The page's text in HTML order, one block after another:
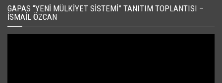
GAPAS “YENI MÜLKIYET SISTEMI” TANITIM TOPLANTISI –
İSMAIL ÖZCAN